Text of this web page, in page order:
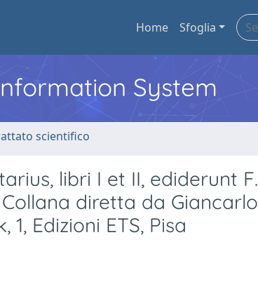
Home Sfoglia
System
scientifico
libri I et II, ediderunt F.
diretta da Giancarlo
Edizioni ETS, Pisa